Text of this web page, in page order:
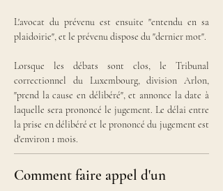
L'avocat du prévenu est ensuite "entendu en sa
plaidoirie", et le prévenu dispose du "dernier mot".
Lorsque les débats sont clos, le Tribunal
correctionnel du Luxembourg, division Arlon,
"prend la cause en délibéré", et annonce la date à
laquelle sera prononcé le jugement. Le délai entre
la prise en délibéré et le prononcé du jugement est
d'environ 1 mois.
Comment faire appel d'un